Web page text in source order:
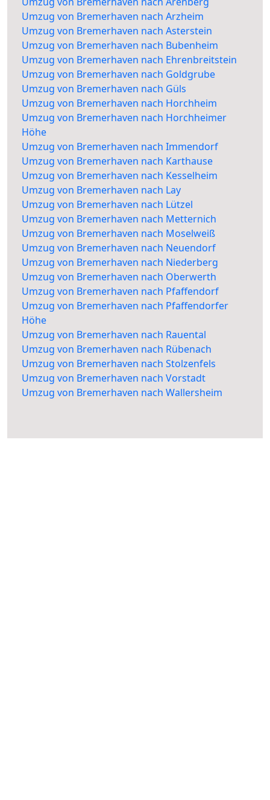
Umzug von Bremerhaven nach Arzheim
Umzug von Bremerhaven nach Asterstein
Umzug von Bremerhaven nach Bubenheim
Umzug von Bremerhaven nach Ehrenbreitstein
Umzug von Bremerhaven nach Goldgrube
Umzug von Bremerhaven nach Güls
Umzug von Bremerhaven nach Horchheim
Umzug von Bremerhaven nach Horchheimer
Höhe
Umzug von Bremerhaven nach Immendorf
Umzug von Bremerhaven nach Karthause
Umzug von Bremerhaven nach Kesselheim
Umzug von Bremerhaven nach Lay
Umzug von Bremerhaven nach Lützel
Umzug von Bremerhaven nach Metternich
Umzug von Bremerhaven nach Moselweiß
Umzug von Bremerhaven nach Neuendorf
Umzug von Bremerhaven nach Niederberg
Umzug von Bremerhaven nach Oberwerth
Umzug von Bremerhaven nach Pfaffendorf
Umzug von Bremerhaven nach Pfaffendorfer
Höhe
Umzug von Bremerhaven nach Rauental
Umzug von Bremerhaven nach Rübenach
Umzug von Bremerhaven nach Stolzenfels
Umzug von Bremerhaven nach Vorstadt
Umzug von Bremerhaven nach Wallersheim